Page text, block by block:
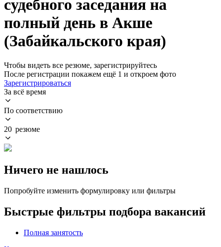
судебного заседания на
полный день в Акше
(Забайкальского края)
Чтобы видеть все резюме, зарегистрируйтесь
После регистрации покажем ещё 1 и откроем фото
Зарегистрироваться
За всё время
По соответствию
20 резюме
Ничего не нашлось
Попробуйте изменить формулировку или фильтры
Быстрые фильтры подбора вакансий
Полная занятость